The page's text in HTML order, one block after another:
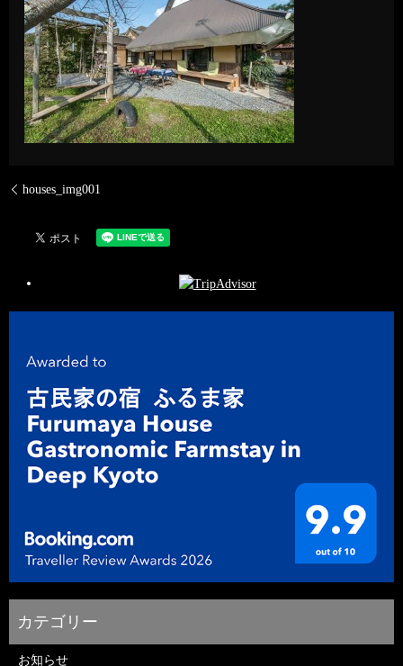
houses_img001
お知らせ